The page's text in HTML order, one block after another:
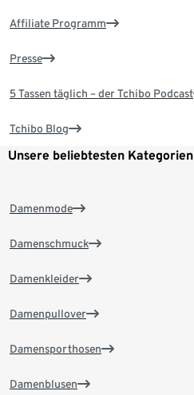
Affiliate Programm
Presse
5 Tassen täglich – der Tchibo Podcast
Tchibo Blog
Unsere beliebtesten Kategorien
Damenmode
Damenschmuck
Damenkleider
Damenpullover
Damensporthosen
Damenblusen